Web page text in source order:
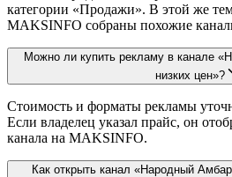
категории «Продажи». В этой же
MAKSINFO собраны похожие
Можно ли купить рекламу в канале
низких цен»?
Стоимость и форматы рекламы
Если владелец указал прайс, он
канала на MAKSINFO.
Как открыть канал «Народный